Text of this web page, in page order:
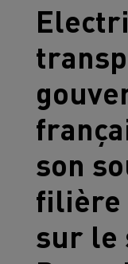
son
filière
sur le